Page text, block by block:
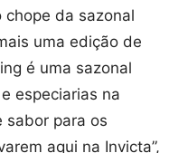
da sazonal
uma edição de
é uma sazonal
especiarias na
sabor para os
aqui na Invicta”,